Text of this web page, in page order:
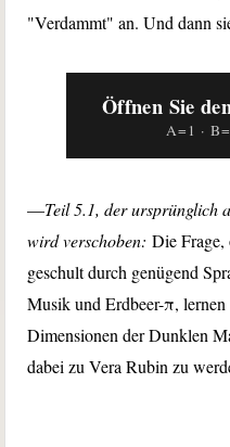
"Verdammt" an. Und dann
Öffnen Sie
A=1 ·
—Teil 5.1, der ursprünglich
wird verschoben: Die Frage,
geschult durch genügend
Musik und Erdbeer-π,
Dimensionen der Dunklen
dabei zu Vera Rubin zu